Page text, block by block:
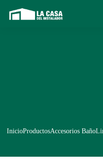
InicioProductosAccesorios Baño